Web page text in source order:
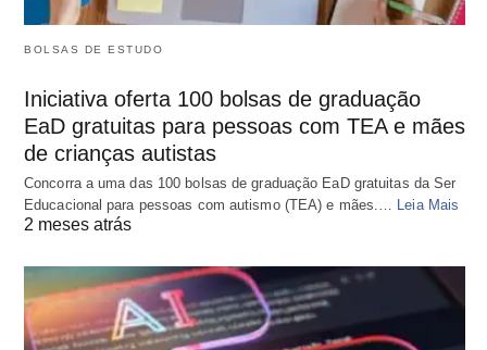
BOLSAS DE ESTUDO
Iniciativa oferta 100 bolsas de graduação
EaD gratuitas para pessoas com TEA e mães
de crianças autistas
Concorra a uma das 100 bolsas de graduação EaD gratuitas da Ser
Educacional para pessoas com autismo (TEA) e mães.… Leia Mais
2 meses atrás